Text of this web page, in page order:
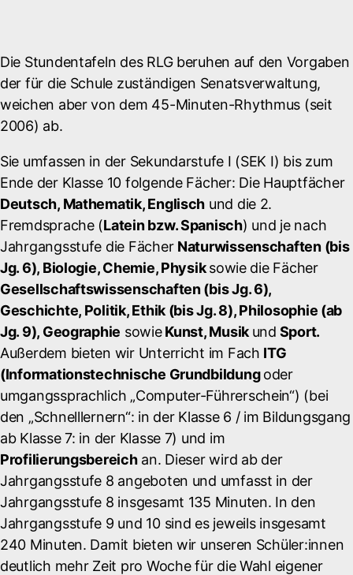
Die Stundentafeln des RLG beruhen auf den Vorgaben
der für die Schule zuständigen Senatsverwaltung,
weichen aber von dem 45-Minuten-Rhythmus (seit
2006) ab.
Sie umfassen in der Sekundarstufe I (SEK I) bis zum
Ende der Klasse 10 folgende Fächer: Die Hauptfächer
Deutsch, Mathematik, Englisch und die 2.
Fremdsprache (Latein bzw. Spanisch) und je nach
Jahrgangsstufe die Fächer Naturwissenschaften (bis
Jg. 6), Biologie, Chemie, Physiksowie die Fächer
Gesellschaftswissenschaften (bis Jg. 6),
Geschichte, Politik, Ethik (bis Jg. 8), Philosophie (ab
Jg. 9), Geographie sowieKunst, Musik und Sport.
Außerdem bieten wir Unterricht im Fach ITG
(Informationstechnische Grundbildungoder
umgangssprachlich „Computer-Führerschein“) (bei
den „Schnelllernern“: in der Klasse 6 / im Bildungsgang
ab Klasse 7: in der Klasse 7) und im
Profilierungsbereichan. Dieser wird ab der
Jahrgangsstufe 8 angeboten und umfasst in der
Jahrgangsstufe 8 insgesamt 135 Minuten. In den
Jahrgangsstufe 9 und 10 sind es jeweils insgesamt
240 Minuten. Damit bieten wir unseren Schüler:innen
deutlich mehr Zeit pro Woche für die Wahl eigener